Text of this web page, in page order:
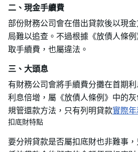
二、現金手續費
部份財務公司會在借出貸款後以現
局難以追查。不過根據《放債人條
取手續費，也屬違法。
三、大頭息
有財務公司會將手續費分攤在首期
利息倍增，屬《放債人條例》中的
規管還款方法，只有列明貸款實際
扣底財特點
要分辨貸款是否屬扣底財也非難事